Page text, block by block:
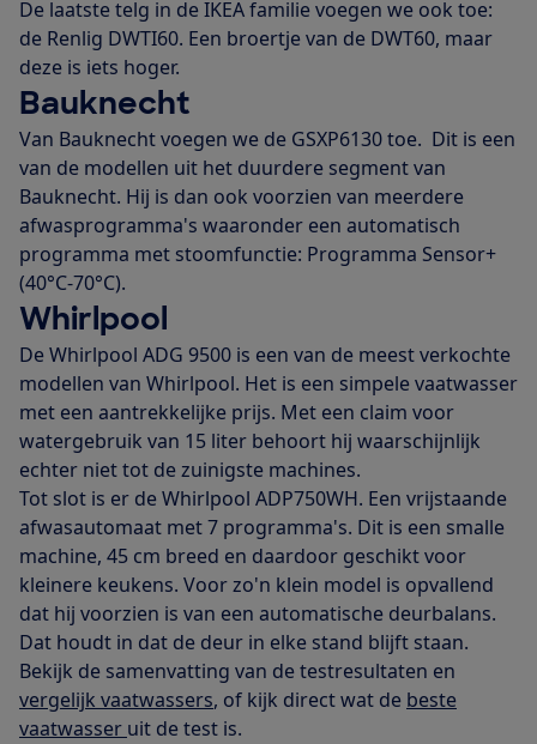
De laatste telg in de IKEA familie voegen we ook toe:
de Renlig DWTI60. Een broertje van de DWT60, maar
deze is iets hoger.
Bauknecht
Van Bauknecht voegen we de GSXP6130 toe. Dit is een
van de modellen uit het duurdere segment van
Bauknecht. Hij is dan ook voorzien van meerdere
afwasprogramma's waaronder een automatisch
programma met stoomfunctie: Programma Sensor+
(40°C-70°C).
Whirlpool
De Whirlpool ADG 9500 is een van de meest verkochte
modellen van Whirlpool. Het is een simpele vaatwasser
met een aantrekkelijke prijs. Met een claim voor
watergebruik van 15 liter behoort hij waarschijnlijk
echter niet tot de zuinigste machines.
Tot slot is er de Whirlpool ADP750WH. Een vrijstaande
afwasautomaat met 7 programma's. Dit is een smalle
machine, 45 cm breed en daardoor geschikt voor
kleinere keukens. Voor zo'n klein model is opvallend
dat hij voorzien is van een automatische deurbalans.
Dat houdt in dat de deur in elke stand blijft staan.
Bekijk de samenvatting van de testresultaten en
vergelijk vaatwassers, of kijk direct wat de beste
vaatwasser uit de test is.